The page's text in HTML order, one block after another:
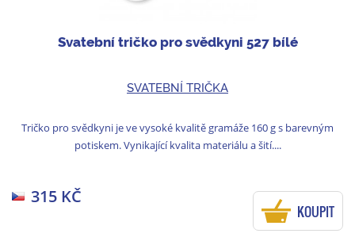
Svatební tričko pro svědkyni 527 bílé
SVATEBNÍ TRIČKA
Tričko pro svědkyni je ve vysoké kvalitě gramáže 160 g s barevným
potiskem. Vynikající kvalita materiálu a šití....
315 KČ
KOUPIT